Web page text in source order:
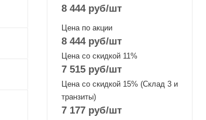
8 444руб/шт
Цена по акции
8 444руб/шт
Цена со скидкой 11%
7 515 руб/шт
Цена со скидкой 15% (Склад 3 и
транзиты)
7 177 руб/шт